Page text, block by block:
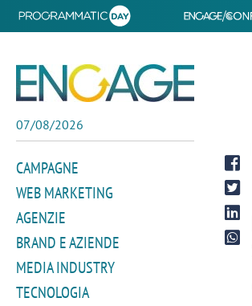
07/08/2026
CAMPAGNE
WEB MARKETING
AGENZIE
BRAND E AZIENDE
MEDIA INDUSTRY
TECNOLOGIA